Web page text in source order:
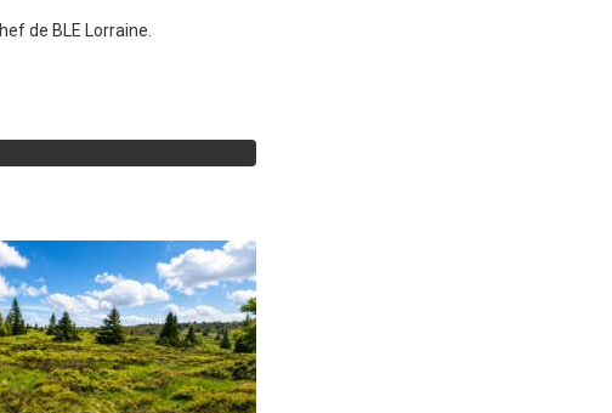
de BLE Lorraine.